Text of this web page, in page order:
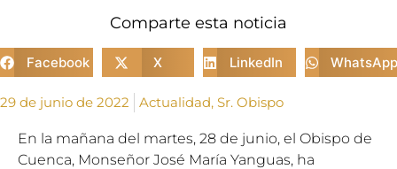
Comparte esta noticia
Facebook X LinkedIn WhatsApp
29 de junio de 2022 Actualidad, Sr. Obispo
En la mañana del martes, 28 de junio, el Obispo de
Cuenca, Monseñor José María Yanguas, ha